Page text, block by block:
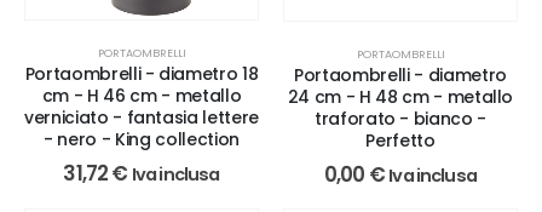
PORTAOMBRELLI
Portaombrelli - diametro 18
cm - H 46 cm - metallo
verniciato - fantasia lettere
- nero - King collection
31,72€ Iva inclusa
PORTAOMBRELLI
Portaombrelli - diametro
24 cm - H 48 cm - metallo
traforato - bianco -
Perfetto
0,00 € Iva inclusa